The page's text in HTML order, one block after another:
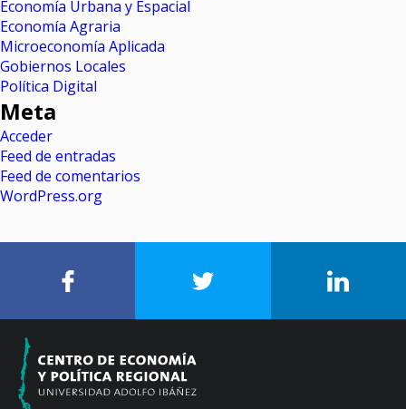
Economía Urbana y Espacial
Economía Agraria
Microeconomía Aplicada
Gobiernos Locales
Política Digital
Meta
Acceder
Feed de entradas
Feed de comentarios
WordPress.org